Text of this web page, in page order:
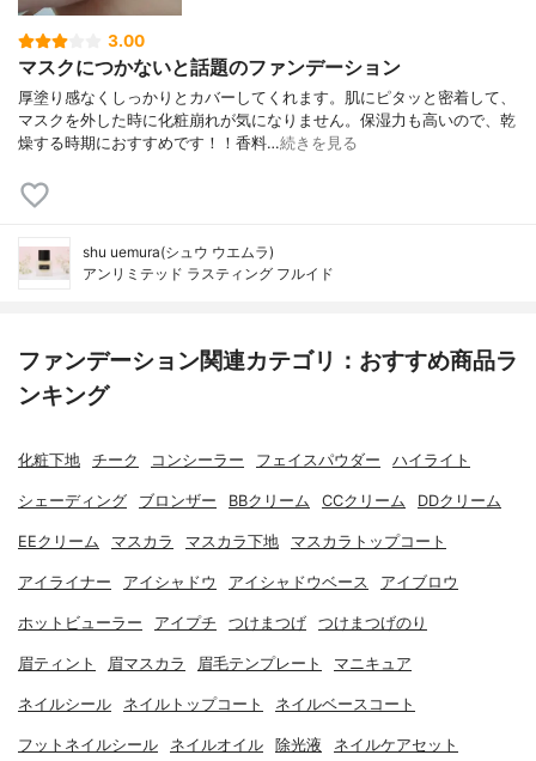
3.00
マスクにつかないと話題のファンデーション
厚塗り感なくしっかりとカバーしてくれます。肌にピタッと密着して、
マスクを外した時に化粧崩れが気になりません。保湿力も高いので、乾
燥する時期におすすめです！！香料…続きを見る
shu uemura(シュウ ウエムラ)
アンリミテッド ラスティング フルイド
ファンデーション関連カテゴリ：おすすめ商品ラ
ンキング
化粧下地 チーク コンシーラー フェイスパウダー ハイライト
シェーディング ブロンザー BBクリーム CCクリーム DDクリーム
EEクリーム マスカラ マスカラ下地 マスカラトップコート
アイライナー アイシャドウ アイシャドウベース アイブロウ
ホットビューラー アイプチ つけまつげ つけまつげのり
眉ティント 眉マスカラ 眉毛テンプレート マニキュア
ネイルシール ネイルトップコート ネイルベースコート
フットネイルシール ネイルオイル 除光液 ネイルケアセット